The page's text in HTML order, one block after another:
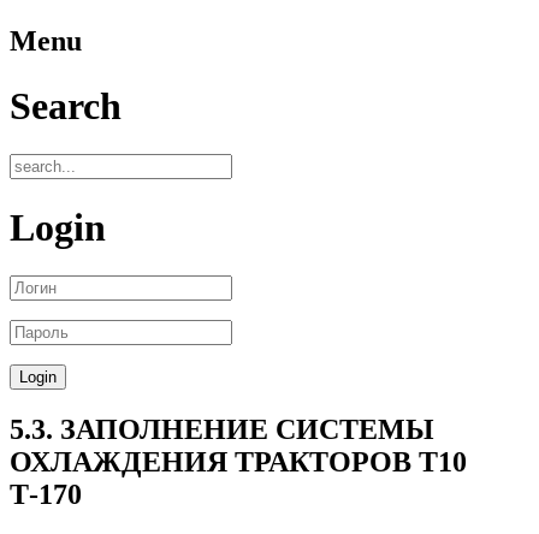
Menu
Search
Login
5.3. ЗАПОЛНЕНИЕ СИСТЕМЫ
ОХЛАЖДЕНИЯ ТРАКТОРОВ Т10
Т-170